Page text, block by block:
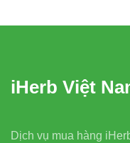
iHerb Việt
Dịch vụ mua hàng